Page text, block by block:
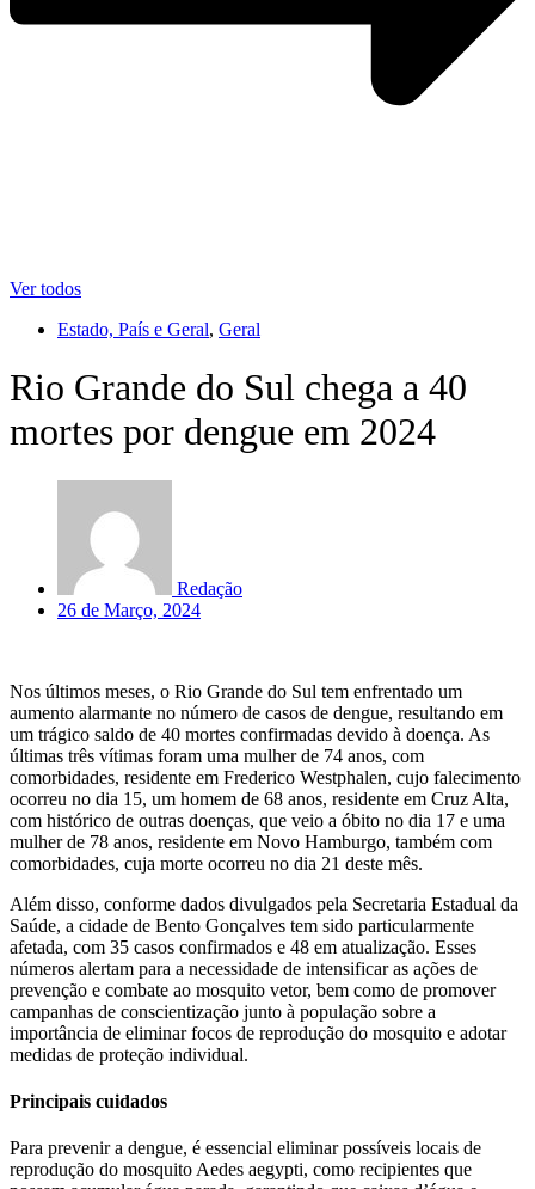
Ver todos
Estado, País e Geral, Geral
Rio Grande do Sul chega a 40
mortes por dengue em 2024
Redação
26 de Março, 2024
Nos últimos meses, o Rio Grande do Sul tem enfrentado um
aumento alarmante no número de casos de dengue, resultando em
um trágico saldo de 40 mortes confirmadas devido à doença. As
últimas três vítimas foram uma mulher de 74 anos, com
comorbidades, residente em Frederico Westphalen, cujo falecimento
ocorreu no dia 15, um homem de 68 anos, residente em Cruz Alta,
com histórico de outras doenças, que veio a óbito no dia 17 e uma
mulher de 78 anos, residente em Novo Hamburgo, também com
comorbidades, cuja morte ocorreu no dia 21 deste mês.
Além disso, conforme dados divulgados pela Secretaria Estadual da
Saúde, a cidade de Bento Gonçalves tem sido particularmente
afetada, com 35 casos confirmados e 48 em atualização. Esses
números alertam para a necessidade de intensificar as ações de
prevenção e combate ao mosquito vetor, bem como de promover
campanhas de conscientização junto à população sobre a
importância de eliminar focos de reprodução do mosquito e adotar
medidas de proteção individual.
Principais cuidados
Para prevenir a dengue, é essencial eliminar possíveis locais de
reprodução do mosquito Aedes aegypti, como recipientes que